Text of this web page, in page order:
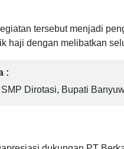
haji dengan melibatkan